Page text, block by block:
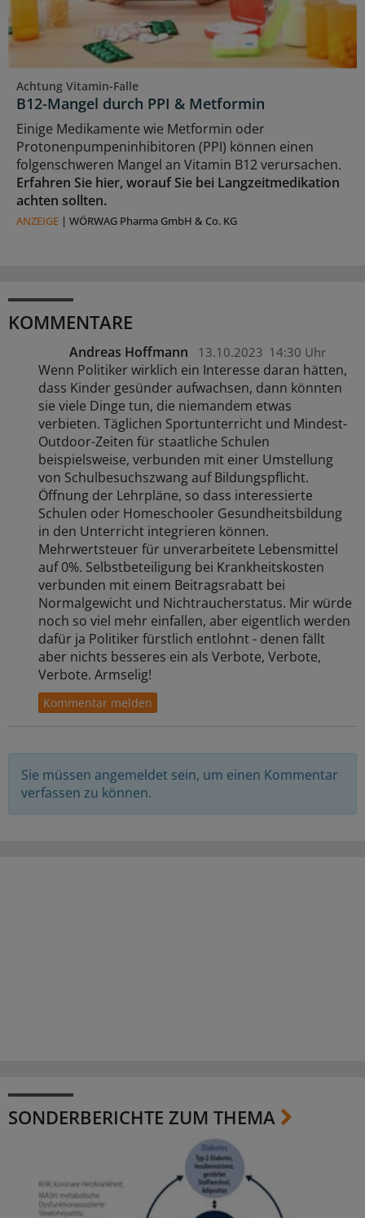
Achtung Vitamin-Falle
B12-Mangel durch PPI & Metformin
Einige Medikamente wie Metformin oder
Protonenpumpeninhibitoren (PPI) können einen
folgenschweren Mangel an Vitamin B12 verursachen.
Erfahren Sie hier, worauf Sie bei Langzeitmedikation
achten sollten.
ANZEIGE | WÖRWAG Pharma GmbH & Co. KG
KOMMENTARE
Andreas Hoffmann 13.10.2023 14:30 Uhr
Wenn Politiker wirklich ein Interesse daran hätten,
dass Kinder gesünder aufwachsen, dann könnten
sie viele Dinge tun, die niemandem etwas
verbieten. Täglichen Sportunterricht und Mindest-
Outdoor-Zeiten für staatliche Schulen
beispielsweise, verbunden mit einer Umstellung
von Schulbesuchszwang auf Bildungspflicht.
Öffnung der Lehrpläne, so dass interessierte
Schulen oder Homeschooler Gesundheitsbildung
in den Unterricht integrieren können.
Mehrwertsteuer für unverarbeitete Lebensmittel
auf 0%. Selbstbeteiligung bei Krankheitskosten
verbunden mit einem Beitragsrabatt bei
Normalgewicht und Nichtraucherstatus. Mir würde
noch so viel mehr einfallen, aber eigentlich werden
dafür ja Politiker fürstlich entlohnt - denen fällt
aber nichts besseres ein als Verbote, Verbote,
Verbote. Armselig!
Sie müssen angemeldet sein, um einen Kommentar
verfassen zu können.
SONDERBERICHTE ZUM THEMA